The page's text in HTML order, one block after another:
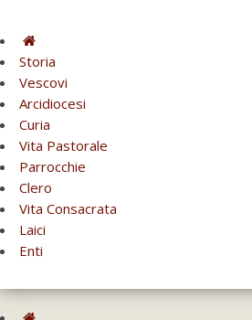
Storia
Vescovi
Arcidiocesi
Curia
Vita Pastorale
Parrocchie
Clero
Vita Consacrata
Laici
Enti